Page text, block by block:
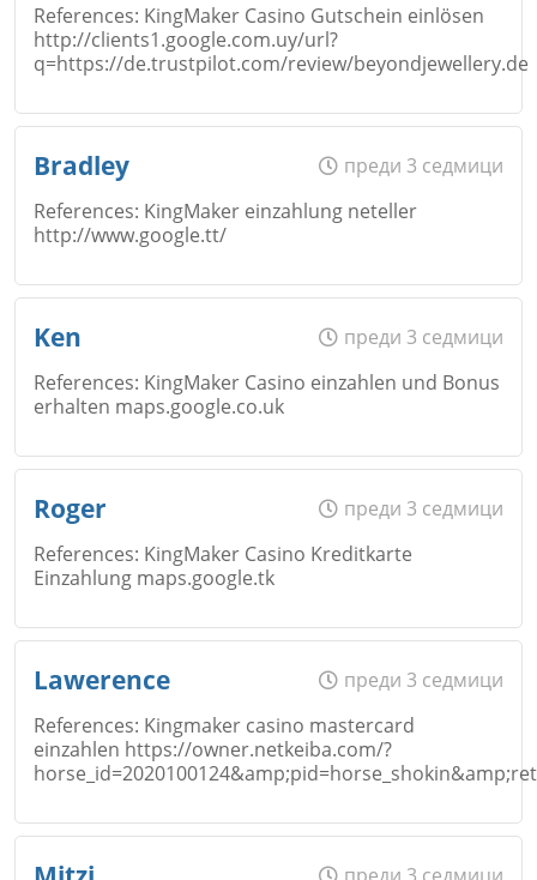
Коментар *
Email
Коментар*
References: KingMaker Casino Gutschein einlösen
http://clients1.google.com.uy/url?
q=https://de.trustpilot.com/review/beyondjewellery.de
Email
Коментар*
Откажи
Bradley
преди 3 седмици
References: KingMaker einzahlung neteller
http://www.google.tt/
Email
Коментар*
Ken
преди 3 седмици
References: KingMaker Casino einzahlen und Bonus
erhalten maps.google.co.uk
Email
Коментар*
Roger
преди 3 седмици
References: KingMaker Casino Kreditkarte
Einzahlung maps.google.tk
Lawerence
преди 3 седмици
References: Kingmaker casino mastercard
einzahlen https://owner.netkeiba.com/?